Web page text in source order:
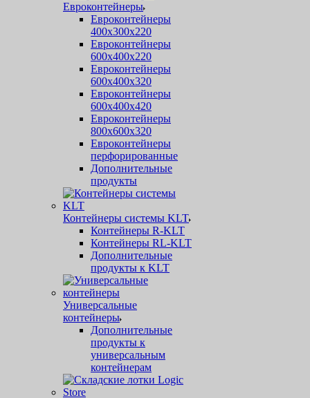
Евроконтейнеры
Евроконтейнеры
400х300х220
Евроконтейнеры
600х400х220
Евроконтейнеры
600х400х320
Евроконтейнеры
600х400х420
Евроконтейнеры
800х600х320
Евроконтейнеры
перфорированные
Дополнительные
продукты
Контейнеры системы KLT
Контейнеры R-KLT
Контейнеры RL-KLT
Дополнительные
продукты к KLT
Универсальные
контейнеры
Дополнительные
продукты к
универсальным
контейнерам